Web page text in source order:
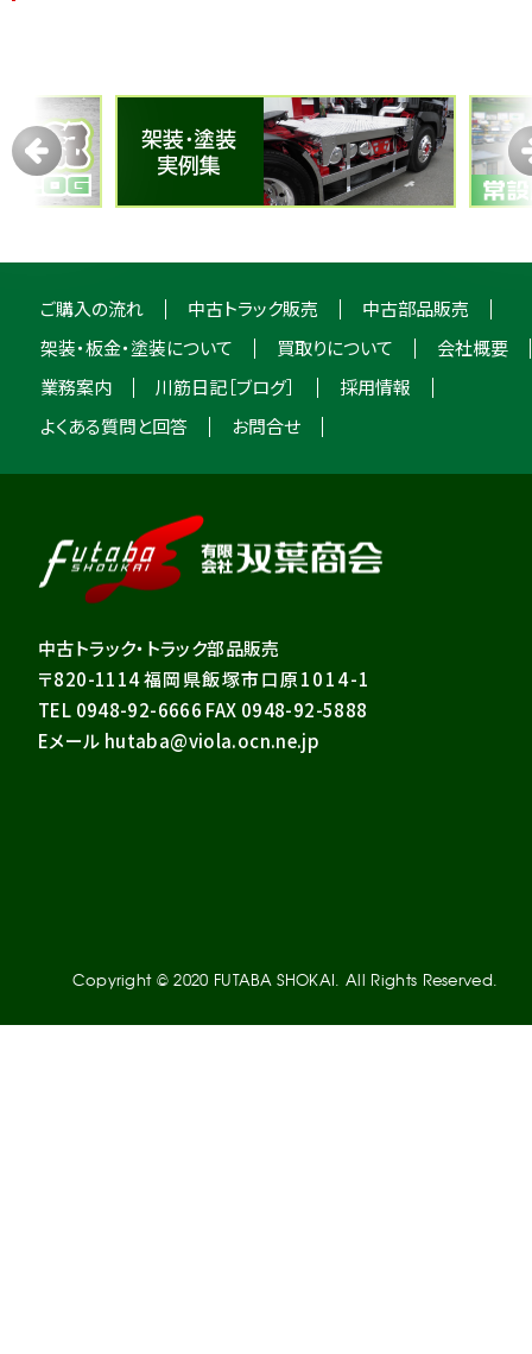
ご購入の流れ 中古トラック販売
中古部品販売
架装・板金・塗装について
買取りについて
会社概要
業務案内
川筋日記［ブログ］
採用情報
よくある質問と回答
お問合せ
中古トラック・トラック部品販売
〒820-1114福岡県飯塚市口原1014-1
TEL 0948-92-6666 FAX 0948-92-5888
Eメール hutaba@viola.ocn.ne.jp
Copyright © 2020 FUTABA SHOKAI. All Rights Reserved.